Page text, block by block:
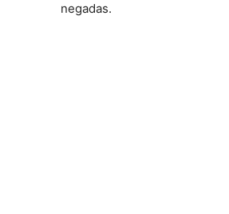
negadas.